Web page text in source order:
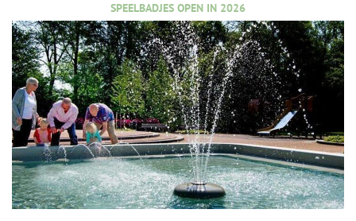
SPEELBADJES OPEN IN 2026